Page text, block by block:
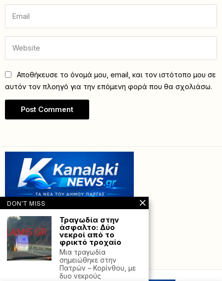
Αποθήκευσε το όνομά μου, email, και τον ιστότοπο μου σε
αυτόν τον πλοηγό για την επόμενη φορά που θα σχολιάσω.
Powered with by Hostville”)
DON'T MISS
Τραγωδία στην
άσφαλτο: Δύο
νεκροί από το
φρικτό τροχαίο
Μια τραγωδία
σημειώθηκε στην
Πατρών – Κορίνθου, με
δυο νεκρούς